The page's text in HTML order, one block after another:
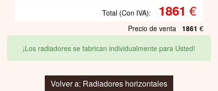
Total (Con IVA): 1861 €
Precio de venta 1861 €
¡Los radiadores se fabrican individualmente para Usted!
Volver a: Radiadores horizontales